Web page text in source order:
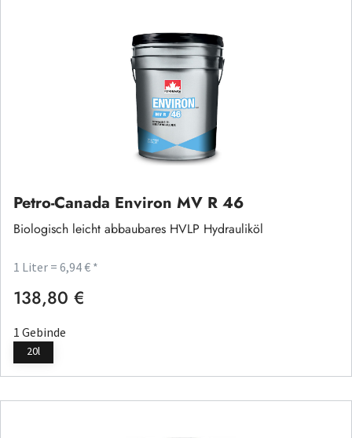
Petro-Canada Environ MV R 46
Biologisch leicht abbaubares HVLP Hydrauliköl
1 Liter = 6,94 € *
Regulärer Preis:
138,80 €
1 Gebinde
20l